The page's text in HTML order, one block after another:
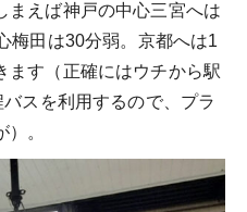
まえば神戸の中心三宮へは
梅田は30分弱。京都へは1
ます（正確にはウチから駅
スを利用するので、プラ
。